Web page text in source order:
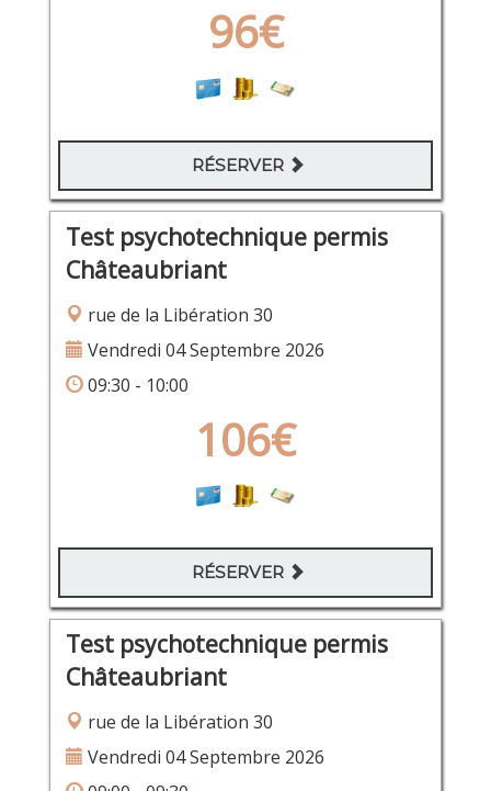
96€
RÉSERVER
Test psychotechnique permis
Châteaubriant
rue de la Libération 30
Vendredi 04 Septembre 2026
09:30 - 10:00
106€
RÉSERVER
Test psychotechnique permis
Châteaubriant
rue de la Libération 30
Vendredi 04 Septembre 2026